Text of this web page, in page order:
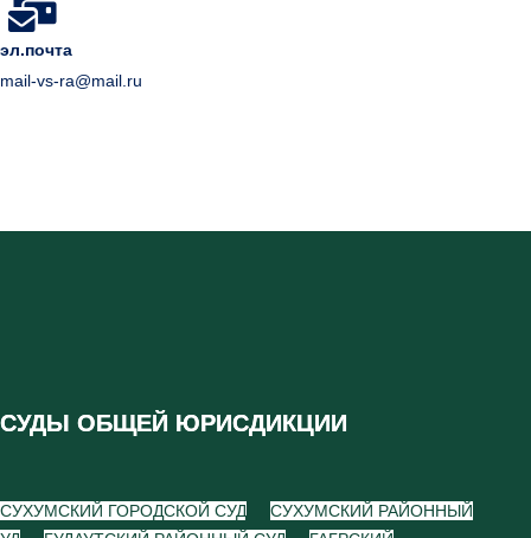
эл.почта
mail-vs-ra@mail.ru
СУДЫ ОБЩЕЙ ЮРИСДИКЦИИ
СУХУМСКИЙ ГОРОДСКОЙ СУД
СУХУМСКИЙ РАЙОННЫЙ